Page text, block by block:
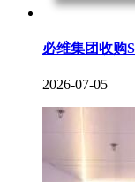
必维集团收购
2026-07-05